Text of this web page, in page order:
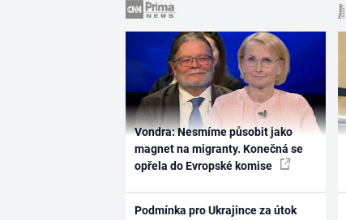
Vondra: Nesmíme působit jako
magnet na migranty. Konečná se
opřela do Evropské komise
Podmínka pro Ukrajince za útok